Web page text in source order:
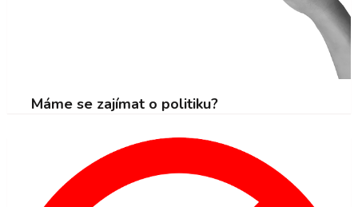
Máme se zajímat o politiku?